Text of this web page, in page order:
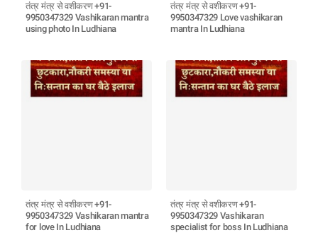
तंत्र मंत्र से वशीकरण +91-
9950347329 Vashikaran mantra
using photo In Ludhiana
तंत्र मंत्र से वशीकरण +91-
9950347329 Love vashikaran
mantra In Ludhiana
तंत्र मंत्र से वशीकरण +91-
9950347329 Vashikaran mantra
for love In Ludhiana
तंत्र मंत्र से वशीकरण +91-
9950347329 Vashikaran
specialist for boss In Ludhiana